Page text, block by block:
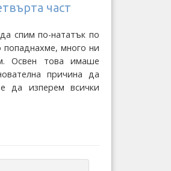
част
спим по-нататък по
много ни
Освен това имаше
причина да
да изперем всички